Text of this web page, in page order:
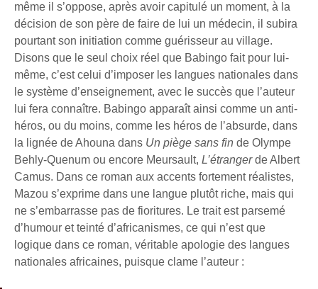
même il s’oppose, après avoir capitulé un moment, à la
décision de son père de faire de lui un médecin, il subira
pourtant son initiation comme guérisseur au village.
Disons que le seul choix réel que Babingo fait pour lui-
même, c’est celui d’imposer les langues nationales dans
le système d’enseignement, avec le succès que l’auteur
lui fera connaître. Babingo apparaît ainsi comme un anti-
héros, ou du moins, comme les héros de l’absurde, dans
la lignée de Ahouna dans Un piège sans fin de Olympe
Behly-Quenum ou encore Meursault, L’étrangerde Albert
Camus. Dans ce roman aux accents fortement réalistes,
Mazou s’exprime dans une langue plutôt riche, mais qui
ne s’embarrasse pas de fioritures. Le trait est parsemé
d’humour et teinté d’africanismes, ce qui n’est que
logique dans ce roman, véritable apologie des langues
nationales africaines, puisque clame l’auteur :